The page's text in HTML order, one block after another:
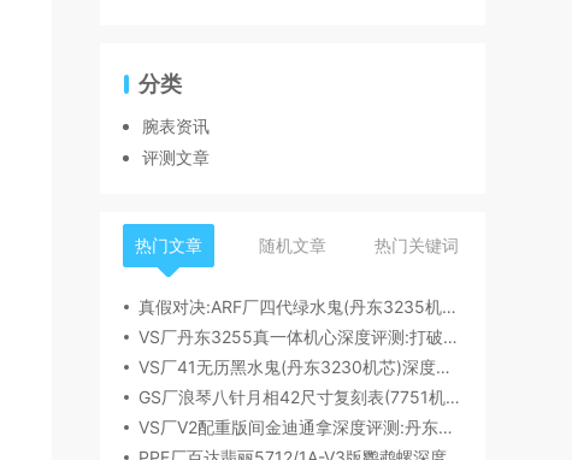
分类
腕表资讯
评测文章
热门文章 随机文章 热门关键词
真假对决:ARF厂四代绿水鬼(丹东3235机芯)深度评测
VS厂丹东3255真一体机心深度评测:打破市场乱象,重塑复刻机芯新标杆​
VS厂41无历黑水鬼(丹东3230机芯)深度评测:性能与破绽全解析
GS厂浪琴八针月相42尺寸复刻表(7751机芯)细节全析
VS厂V2配重版间金迪通拿深度评测:丹东4131机芯加持下的165克精密之作​